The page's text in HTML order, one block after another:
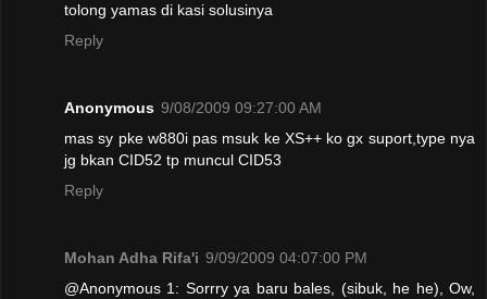
tolong yamas di kasi solusinya
Reply
Anonymous 9/08/2009 09:27:00 AM
mas sy pke w880i pas msuk ke XS++ ko gx suport,type nya
jg bkan CID52 tp muncul CID53
Reply
Mohan Adha Rifa'i 9/09/2009 04:07:00 PM
@Anonymous 1: Sorrry ya baru bales, (sibuk, he he), Ow,